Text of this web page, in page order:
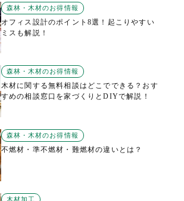
森林・木材のお得情報
オフィス設計のポイント8選！起こりやすい
ミスも解説！
森林・木材のお得情報
木材に関する無料相談はどこでできる？おす
すめの相談窓口を家づくりとDIYで解説！
森林・木材のお得情報
不燃材・準不燃材・難燃材の違いとは？
木材加工